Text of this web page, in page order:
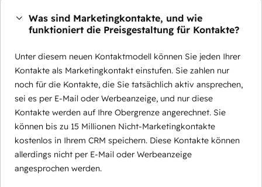
Was sind Marketingkontakte, und wie
funktioniert die Preisgestaltung für Kontakte?
Unter diesem neuen Kontaktmodell können Sie jeden Ihrer
Kontakte als Marketingkontakt einstufen. Sie zahlen nur
noch für die Kontakte, die Sie tatsächlich aktiv ansprechen,
sei es per E-Mail oder Werbeanzeige, und nur diese
Kontakte werden auf Ihre Obergrenze angerechnet. Sie
können bis zu 15 Millionen Nicht-Marketingkontakte
kostenlos in Ihrem CRM speichern. Diese Kontakte können
allerdings nicht per E-Mail oder Werbeanzeige
angesprochen werden.